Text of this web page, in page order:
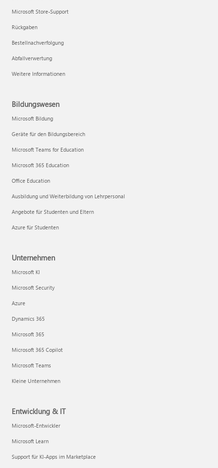
Microsoft Store-Support
Rückgaben
Bestellnachverfolgung
Abfallverwertung
Weitere Informationen
Bildungswesen
Microsoft Bildung
Geräte für den Bildungsbereich
Microsoft Teams for Education
Microsoft 365 Education
Office Education
Ausbildung und Weiterbildung von Lehrpersonal
Angebote für Studenten und Eltern
Azure für Studenten
Unternehmen
Microsoft KI
Microsoft Security
Azure
Dynamics 365
Microsoft 365
Microsoft 365 Copilot
Microsoft Teams
Kleine Unternehmen
Entwicklung & IT
Microsoft-Entwickler
Microsoft Learn
Support für KI-Apps im Marketplace